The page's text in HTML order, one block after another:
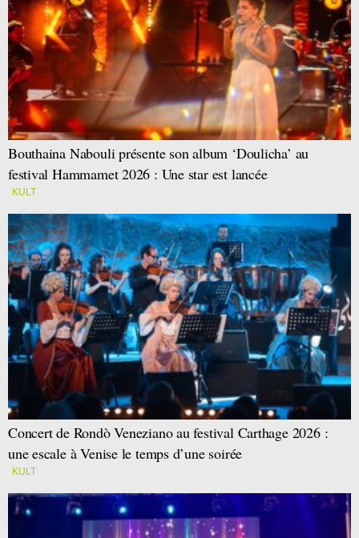
Bouthaina Nabouli présente son album ‘Doulicha’ au
festival Hammamet 2026 : Une star est lancée
KULT
Concert de Rondò Veneziano au festival Carthage 2026 :
une escale à Venise le temps d’une soirée
KULT